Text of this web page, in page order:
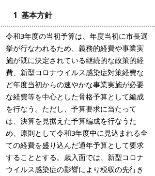
1 基本方針
令和3年度の当初予算は、年度当初に市長選
挙が行なわれるため、義務的経費や事業実
施が既に決定されている継続的な政策的経
費、新型コロナウイルス感染症対策経費な
ど年度当初からの速やかな事業実施が必要
な経費等を中心とした骨格予算として編成
を行なう。ただし、予算要求に当たって
は、決算を見据えた予算編成を行なうた
め、原則として令和3年度中に見込まれる全
ての経費を盛り込んだ通年予算として要求
することとする。歳入面では、新型コロナ
ウイルス感染症の影響により税収の先行き